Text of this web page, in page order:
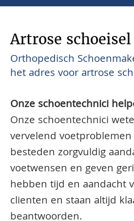
Artrose
Orthopedisch
het adres voor artrose
Onze schoentechnici
Onze schoentechnici
vervelend
besteden zorgvuldig
voetwensen en geven
hebben tijd en aandacht
clienten en staan altijd